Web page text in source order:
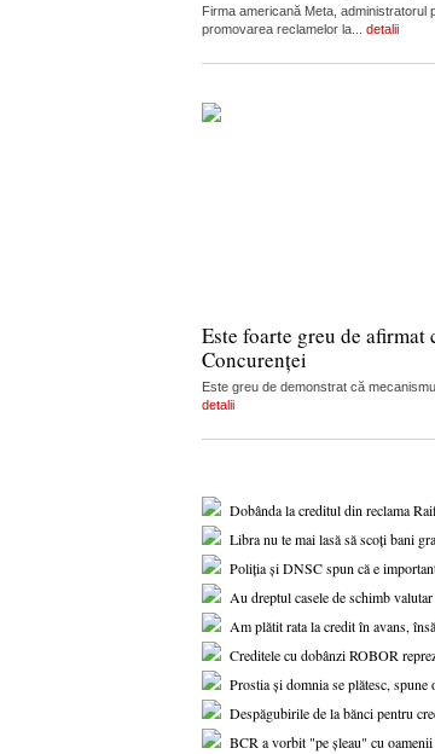
Firma americană Meta,
promovarea reclamelor la... detalii
Este foarte greu de
Concurenței
Este greu de demonstrat că
detalii
Dobânda la creditul din reclama
Libra nu te mai lasă să scoți bani
Poliția și DNSC spun că e
Au dreptul casele de schimb
Am plătit rata la credit în avans,
Creditele cu dobânzi ROBOR
Prostia și domnia se plătesc,
Despăgubirile de la bănci pentru
BCR a vorbit "pe șleau" cu